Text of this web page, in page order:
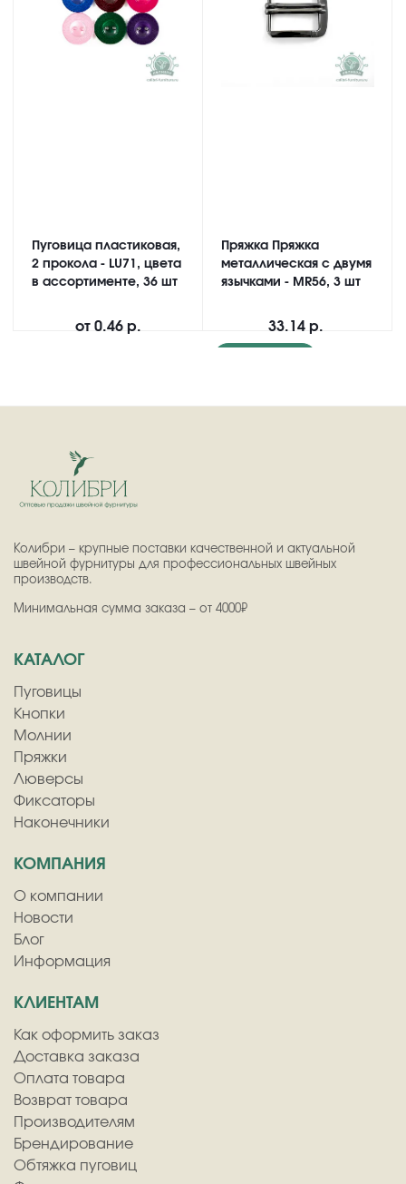
Пуговица пластиковая,
2 прокола - LU71, цвета
в ассортименте, 36 шт
от 0.46 р.
Пряжка Пряжка
металлическая с двумя
язычками - MR56, 3 шт
33.14 р.
Колибри – крупные поставки качественной и актуальной
швейной фурнитуры для профессиональных швейных
производств.
Минимальная сумма заказа – от 4000₽
КАТАЛОГ
Пуговицы
Кнопки
Молнии
Пряжки
Люверсы
Фиксаторы
Наконечники
КОМПАНИЯ
О компании
Новости
Блог
Информация
КЛИЕНТАМ
Как оформить заказ
Доставка заказа
Оплата товара
Возврат товара
Производителям
Брендирование
Обтяжка пуговиц